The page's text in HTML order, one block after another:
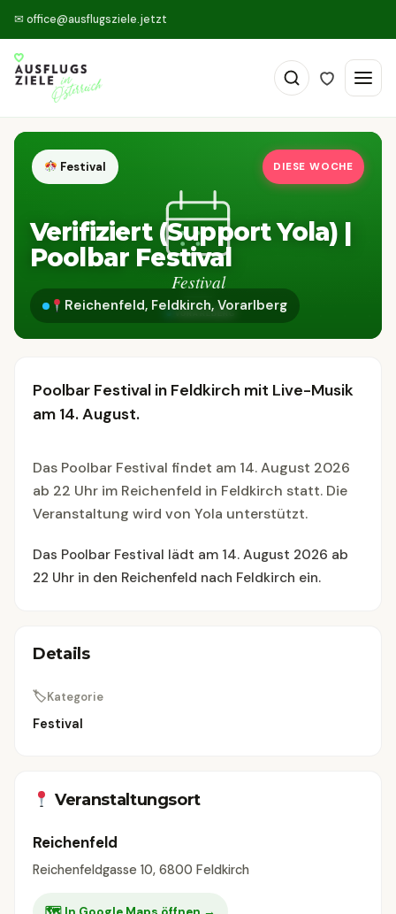
✉ office@ausflugsziele.jetzt
Festival DIESE WOCHE
Verifiziert (Support Yola) |
Poolbar Festival
Reichenfeld, Feldkirch, Vorarlberg
Poolbar Festival in Feldkirch mit Live-Musik
am 14. August.
Das Poolbar Festival findet am 14. August 2026
ab 22 Uhr im Reichenfeld in Feldkirch statt. Die
Veranstaltung wird von Yola unterstützt.
Das Poolbar Festival lädt am 14. August 2026 ab
22 Uhr in den Reichenfeld nach Feldkirch ein.
Details
🏷Kategorie
Festival
Veranstaltungsort
Reichenfeld
Reichenfeldgasse 10, 6800 Feldkirch